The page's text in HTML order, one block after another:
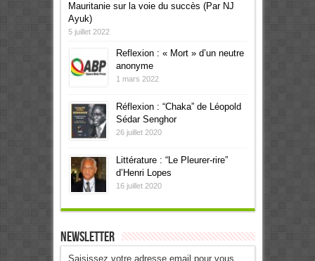
Mauritanie sur la voie du succès (Par NJ
Ayuk)
5 juillet 2022
Reflexion : « Mort » d’un neutre
anonyme
1 mars 2022
Réflexion : “Chaka” de Léopold
Sédar Senghor
26 juillet 2020
Littérature : “Le Pleurer-rire”
d’Henri Lopes
16 juillet 2020
Newsletter
Saisissez votre adresse email pour vous